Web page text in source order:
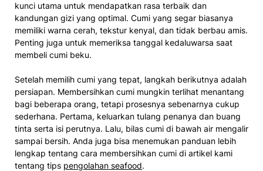
kunci utama untuk mendapatkan rasa terbaik dan
kandungan gizi yang optimal. Cumi yang segar biasanya
memiliki warna cerah, tekstur kenyal, dan tidak berbau amis.
Penting juga untuk memeriksa tanggal kedaluwarsa saat
membeli cumi beku.
Setelah memilih cumi yang tepat, langkah berikutnya adalah
persiapan. Membersihkan cumi mungkin terlihat menantang
bagi beberapa orang, tetapi prosesnya sebenarnya cukup
sederhana. Pertama, keluarkan tulang penanya dan buang
tinta serta isi perutnya. Lalu, bilas cumi di bawah air mengalir
sampai bersih. Anda juga bisa menemukan panduan lebih
lengkap tentang cara membersihkan cumi di artikel kami
tentang tips pengolahan seafood.